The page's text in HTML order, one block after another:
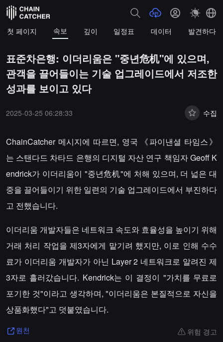
첫 페이지 속보 깊이 일정표 데이터 발견하다
표준차은행: 이더리움은 "중년危机"에 있으며,
관객을 끌어들이는 기술 업그레이드에서 저조한
성과를 보이고 있다
2025-03-25 06:28:33 수집
ChainCatcher 메시지에 따르면, 영국 《파이낸셜 타임스》
는 스탠다드 차타드 은행의 디지털 자산 연구 책임자 Geoff K
endrick가 이더리움이 "중년危机"에 처해 있으며, 더 넓은 대
중을 끌어들이기 위한 일련의 기술 업그레이드에서 부진하다
고 전했습니다.
이더리움 개발자들은 네트워크 속도와 효율성을 높이기 위해
거래 처리 작업을 제3자에게 맡기려 했지만, 이로 인해 수수
료가 이더리움 개발자가 아닌 Layer 2 네트워크로 알려진 제
3자로 흘러갔습니다. Kendrick는 이 결정이 "가치를 무료로
포기한 것"이라고 생각하며, "이더리움은 본질적으로 자신을
상품화했다"고 덧붙였습니다.
원천 위험 경고